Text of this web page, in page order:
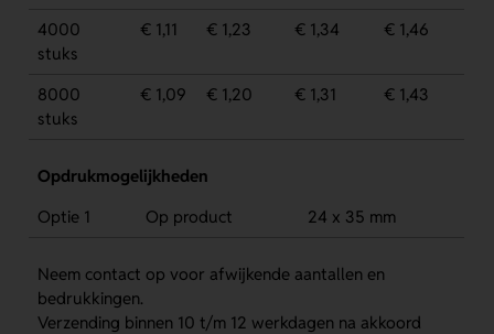
4000
stuks
€ 1,11 € 1,23 € 1,34 € 1,46
8000
stuks
€ 1,09 € 1,20 € 1,31 € 1,43
Opdrukmogelijkheden
Optie 1
Op product 24 x 35 mm
Neem contact op voor afwijkende aantallen en
bedrukkingen.
Verzending binnen 10 t/m 12 werkdagen na akkoord